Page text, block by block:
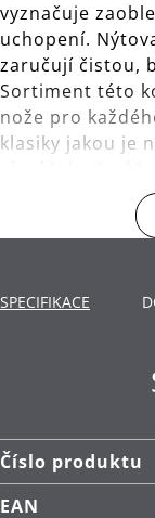
vyznačuje
uchopení.
zaručují čistou,
Sortiment této
nože pro
klasiky jakou je
Příprava jídla
Rukojeť
jedinečném
optimalizuje
Každá
laserem, aby
poté je
SPECIFIKACE
Číslo produktu
EAN